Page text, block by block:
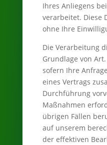
Ihres Anliegens
verarbeitet. Diese
ohne Ihre
Die Verarbeitung
Grundlage von Art.
sofern Ihre
eines Vertrags
Durchführung
Maßnahmen
übrigen Fällen
auf unserem
der effektiven